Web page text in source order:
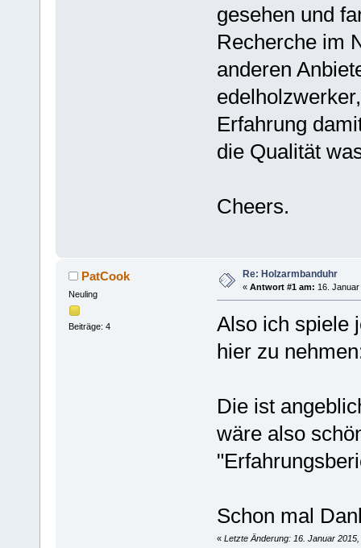
gesehen und
Recherche im
anderen
Erfahrung
die Qualität
Cheers.
PatCook
Neuling
Beiträge: 4
Re: Holzarmbanduhr
« Antwort #1 am: 16.
Also ich spiele
hier zu
Die ist
wäre also
Schon mal
« Letzte Änderung: 16. Januar